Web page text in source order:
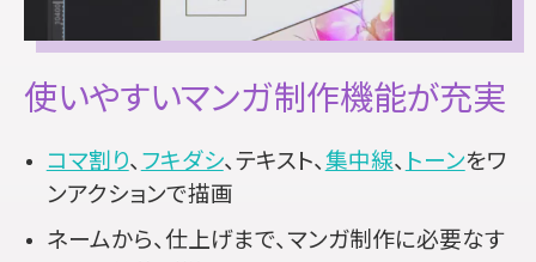
使いやすいマンガ制作機能が充実
コマ割り、 フキダシ、テキスト、 集中線、 トーンをワ
ンアクションで描画
ネームから、仕上げまで、マンガ制作に必要なす